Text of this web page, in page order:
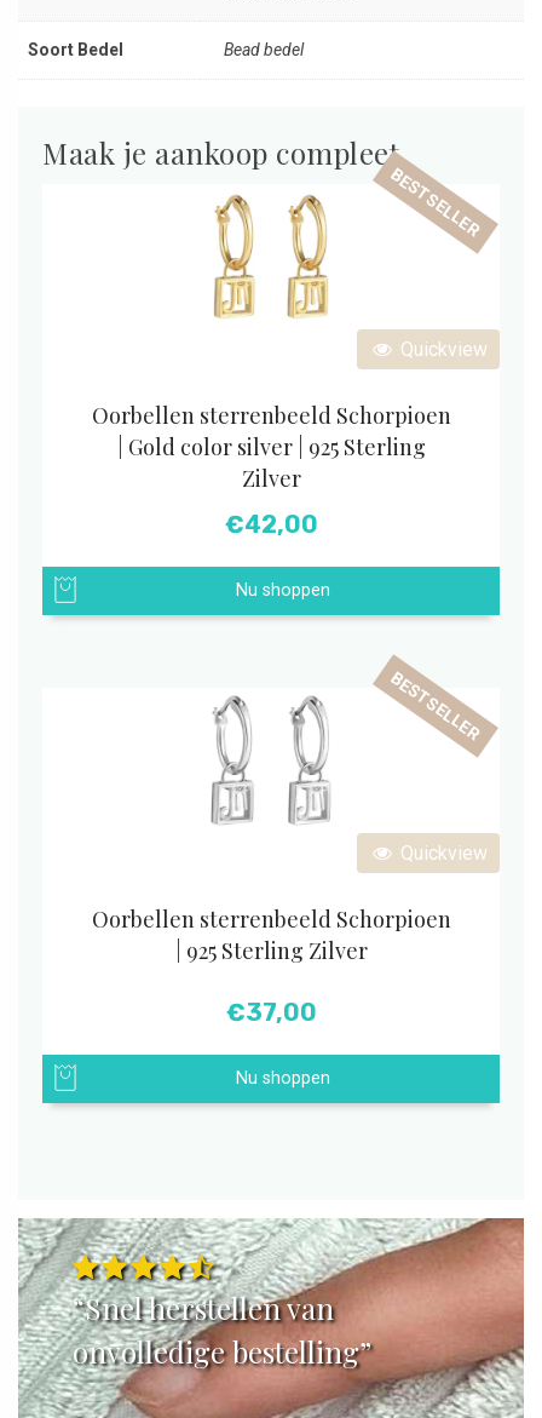
Soort Bedel Bead bedel
Maak je aankoop compleet
Quickview
BESTSELLER
Oorbellen sterrenbeeld Schorpioen
| Gold color silver | 925 Sterling
Zilver
€42,00
Nu shoppen
Quickview
BESTSELLER
Oorbellen sterrenbeeld Schorpioen
| 925 Sterling Zilver
€37,00
Nu shoppen
“Snel herstellen van
onvolledige bestelling”